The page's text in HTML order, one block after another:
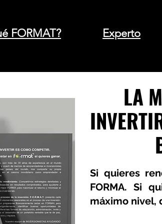
FORMAT? Experto
LA
Si quieres
FORMA. Si
máximo nivel,